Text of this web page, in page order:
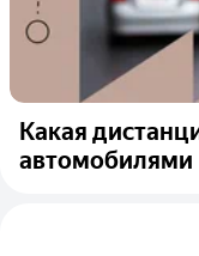
Какая
автомобилями